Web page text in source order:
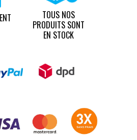
TOUS NOS
PRODUITS SONT
EN STOCK